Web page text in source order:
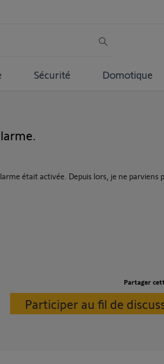
Sécurité Domotique
était activée. Depuis lors, je ne parviens
Partager
Participer au fil de